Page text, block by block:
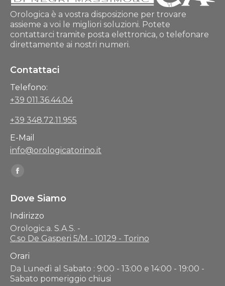
Orologica è a vostra disposizione per trovare
assieme a voi le migliori soluzioni. Potete
contattarci tramite posta elettronica, o telefonare
direttamente ai nostri numeri.
Contattaci
Telefono:
+39 011.36.44.04
+39 348.72.11.955
E-Mail
info@orologicatorino.it
Find us on:
Facebook
opens
in
new
window
Dove Siamo
Indirizzo
Orologic.a. S.A.S. -
C.so De Gasperi 5/M - 10129 - Torino
Orari
Da Lunedì al Sabato : 9:00 - 13:00 e 14:00 - 19:00 -
Sabato pomeriggio chiusi